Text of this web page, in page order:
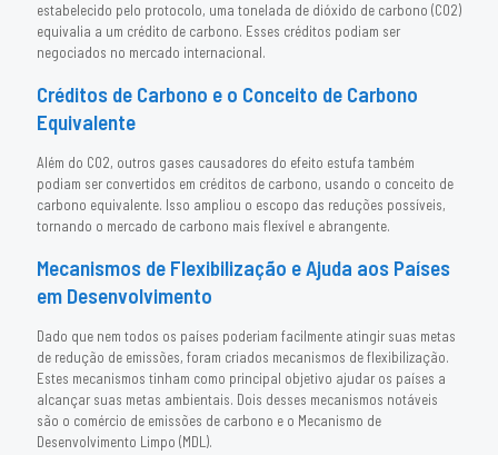
estabelecido pelo protocolo, uma tonelada de dióxido de carbono (CO2)
equivalia a um crédito de carbono. Esses créditos podiam ser
negociados no mercado internacional.
Créditos de Carbono e o Conceito de Carbono
Equivalente
Além do CO2, outros gases causadores do efeito estufa também
podiam ser convertidos em créditos de carbono, usando o conceito de
carbono equivalente. Isso ampliou o escopo das reduções possíveis,
tornando o mercado de carbono mais flexível e abrangente.
Mecanismos de Flexibilização e Ajuda aos Países
em Desenvolvimento
Dado que nem todos os países poderiam facilmente atingir suas metas
de redução de emissões, foram criados mecanismos de flexibilização.
Estes mecanismos tinham como principal objetivo ajudar os países a
alcançar suas metas ambientais. Dois desses mecanismos notáveis
são o comércio de emissões de carbono e o Mecanismo de
Desenvolvimento Limpo (MDL).